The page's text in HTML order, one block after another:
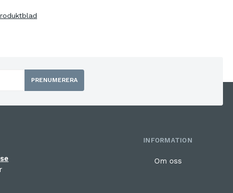
PRENUMERERA
INFORMATION
Om oss